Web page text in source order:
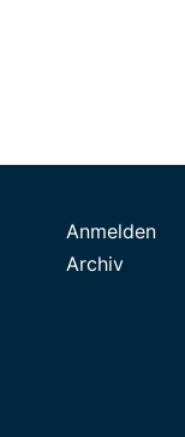
Anmelden
Archiv